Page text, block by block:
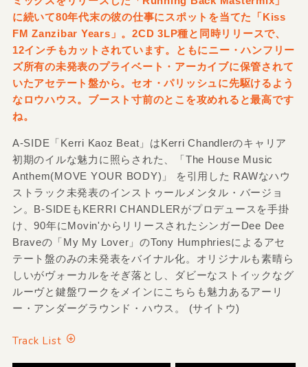
に続いて80年代末の彼の仕事にスポットを当てた「Kiss
FM Zanzibar Years」。2CD 3LP種と同時リリースで、
12インチもカットされています。ともにニー・ハンフリー
ズ所有の未発表のプライベート・アーカイブに保管されて
いたアセテート盤から。セオ・パリッシュに先駆けるよう
なロウハウス。ブースト寸前のとこを攻めれると最高です
ね。
A-SIDE「Kerri Kaoz Beat」はKerri Chandlerのキャリア
初期のイルな魅力に照らされた、「The House Music
Anthem(MOVE YOUR BODY)」 を引用した RAWなハウ
ストラック未発表のインストゥールメンタル・バージョ
ン。B-SIDEもKERRI CHANDLERがプロデュースを手掛
け、90年にMovin'からリリースされたシンガーDee Dee
Braveの「My My Lover」のTony Humphriesによるアセ
テート盤のみの未発表をバイナル化。オリジナルも素晴ら
しいがヴォーカルをそぎ落とし、ダビーなストイックなグ
ルーヴと鍵盤ワークをメインにこちらも魅力あるアーリ
ー・アンダーグラウンド・ハウス。 (サイトウ)
Track List